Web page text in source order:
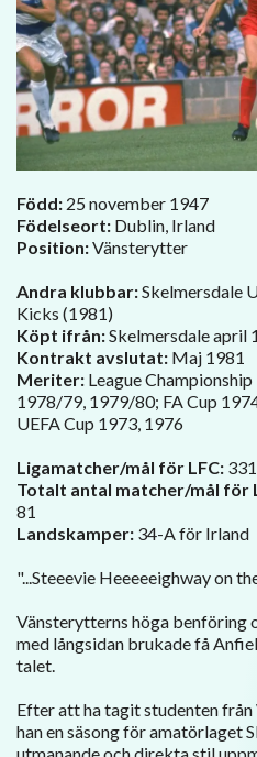
Född: 25 november 1947
Födelseort: Dublin, Irland
Position:Vänsterytter
Andra klubbar:Skelmersdale
Kicks (1981)
Köpt ifrån:Skelmersdale april
Kontrakt avslutat: Maj 1981
Meriter: League
1978/79, 1979/80; FA Cup
UEFA Cup 1973, 1976
Ligamatcher/mål för LFC:
Totalt antal matcher/mål för
81
Landskamper: 34-A för Irland
"...Steeevie Heeeeeighway on
Vänsterytterns höga benföring
med långsidan brukade få
talet.
Efter att ha tagit studenten
han en säsong för amatörlaget